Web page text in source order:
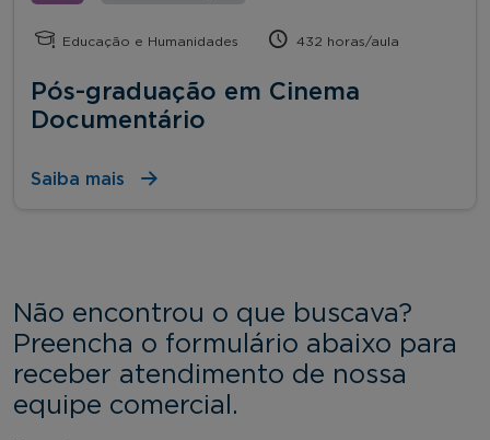
Educação e Humanidades 432 horas/aula
Pós-graduação em Cinema
Documentário
Saiba mais
Não encontrou o que buscava?
Preencha o formulário abaixo para
receber atendimento de nossa
equipe comercial.